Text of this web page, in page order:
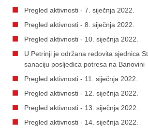
Pregled aktivnosti - 7. siječnja 2022.
Pregled aktivnosti - 8. siječnja 2022.
Pregled aktivnosti - 10. siječnja 2022.
U Petrinji je održana redovita sjednica
sanaciju posljedica potresa na Banovini
Pregled aktivnosti - 11. siječnja 2022.
Pregled aktivnosti - 12. siječnja 2022.
Pregled aktivnosti - 13. siječnja 2022.
Pregled aktivnosti - 14. siječnja 2022.